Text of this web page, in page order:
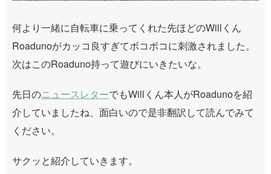
何より一緒に自転車に乗ってくれた先ほどのWillくん
Roadunoがカッコ良すぎてボコボコに刺激されました。
次はこのRoaduno持って遊びにいきたいな。
先日のニュースレターでもWillくん本人がRoadunoを紹
介していましたね、面白いので是非翻訳して読んでみて
ください。
サクッと紹介していきます。